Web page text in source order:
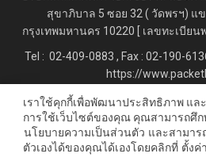
สุขาภิบาล 5 ซอย 32 ( วัดพรฯ) แ
กรุงเทพมหานคร 10220 [ เลขทะเบียน
Tel : 02-409-0883 , Fax : 02-190-
https://
Line Official :
เราใช้คุกกี้เพื่อพัฒนาประสิทธิภาพ แ
การใช้เว็บไซต์ของคุณ คุณสามารถศึก
นโยบายความเป็นส่วนตัว และสามาร
ตัวเองได้ของคุณได้เองโดยคลิกที่ ตั้งค่า